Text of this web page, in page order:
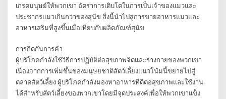
เกรดมนุษย์ให้พวกเขา อัตราการเติบโตในการเป็นเจ้าของแมวและ
ประชากรแมวเกินกว่าของสุนัข สิ่งนี้นำไปสู่การขายอาหารแมวและ
อาหารเสริมที่สูงขึ้นเมื่อเทียบกับผลิตภัณฑ์สุนัข
การกีดกันการค้า
ผู้บริโภคกำลังใช้วิธีการปฏิบัติต่อสุขภาพจิตและร่างกายของพวกเขา
เนื่องจากการเพิ่มขึ้นของมนุษยชาติสัตว์เลี้ยงแนวโน้มนี้ขยายไปสู่
ตลาดสัตว์เลี้ยง ผู้บริโภคกำลังมองหาอาหารที่ดีต่อสุขภาพและใช้งาน
ได้สำหรับสัตว์เลี้ยงของพวกเขาโดยมีจุดประสงค์เพื่อให้พวกเขาแข็ง